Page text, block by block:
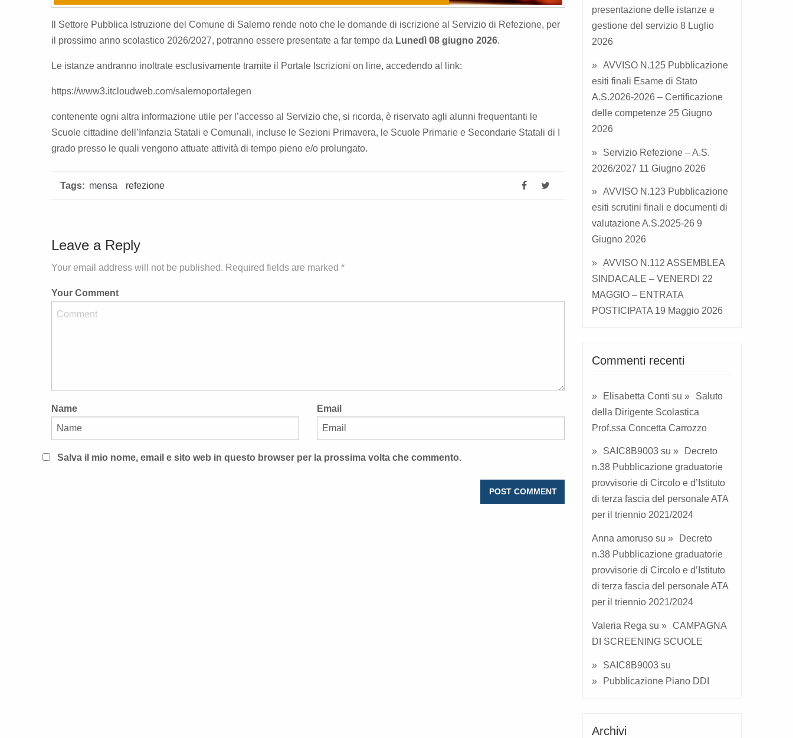
Il Settore Pubblica Istruzione del Comune di Salerno rende noto che le domande di iscrizione al Servizio di Refezione, per
il prossimo anno scolastico 2026/2027, potranno essere presentate a far tempo da Lunedì 08 giugno 2026.
Le istanze andranno inoltrate esclusivamente tramite il Portale Iscrizioni on line, accedendo al link:
https://www3.itcloudweb.com/salernoportalegen
contenente ogni altra informazione utile per l’accesso al Servizio che, si ricorda, è riservato agli alunni frequentanti le
Scuole cittadine dell’Infanzia Statali e Comunali, incluse le Sezioni Primavera, le Scuole Primarie e Secondarie Statali di I
grado presso le quali vengono attuate attività di tempo pieno e/o prolungato.
Tags: mensa refezione
Leave a Reply
Your email address will not be published. Required fields are marked *
Your Comment
Name Email
Salva il mio nome, email e sito web in questo browser per la prossima volta che commento.
presentazione delle istanze e
gestione del servizio 8 Luglio
2026
AVVISO N.125 Pubblicazione
esiti finali Esame di Stato
A.S.2026-2026 – Certificazione
delle competenze 25 Giugno
2026
Servizio Refezione – A.S.
2026/2027 11 Giugno 2026
AVVISO N.123 Pubblicazione
esiti scrutini finali e documenti di
valutazione A.S.2025-26 9
Giugno 2026
AVVISO N.112 ASSEMBLEA
SINDACALE – VENERDI 22
MAGGIO – ENTRATA
POSTICIPATA 19 Maggio 2026
Commenti recenti
Elisabetta Conti su
Saluto
della Dirigente Scolastica
Prof.ssa Concetta Carrozzo
SAIC8B9003 su
Decreto
n.38 Pubblicazione graduatorie
provvisorie di Circolo e d’Istituto
di terza fascia del personale ATA
per il triennio 2021/2024
Anna amoruso su
Decreto
n.38 Pubblicazione graduatorie
provvisorie di Circolo e d’Istituto
di terza fascia del personale ATA
per il triennio 2021/2024
Valeria Rega su
CAMPAGNA
DI SCREENING SCUOLE
SAIC8B9003 su
Pubblicazione Piano DDI
Archivi